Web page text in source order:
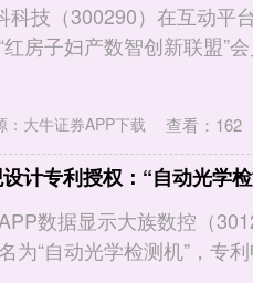
技（300290）在互动平
房子妇产数智创新联盟”会
：大牛证券APP下载 查看： 162
计专利授权：“自动光学
数据显示大族数控（
为“自动光学检测机”，专